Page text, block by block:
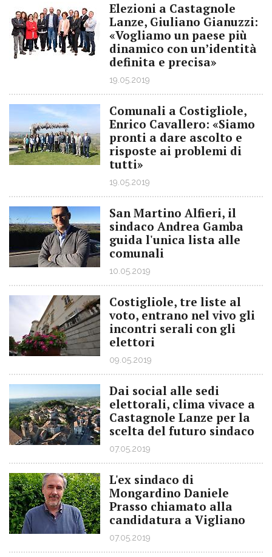
Elezioni a Castagnole
Lanze, Giuliano Gianuzzi:
«Vogliamo un paese più
dinamico con un’identità
definita e precisa»
19.05.2019
Comunali a Costigliole,
Enrico Cavallero: «Siamo
pronti a dare ascolto e
risposte ai problemi di
tutti»
19.05.2019
San Martino Alfieri, il
sindaco Andrea Gamba
guida l'unica lista alle
comunali
10.05.2019
Costigliole, tre liste al
voto, entrano nel vivo gli
incontri serali con gli
elettori
09.05.2019
Dai social alle sedi
elettorali, clima vivace a
Castagnole Lanze per la
scelta del futuro sindaco
07.05.2019
L'ex sindaco di
Mongardino Daniele
Prasso chiamato alla
candidatura a Vigliano
07.05.2019